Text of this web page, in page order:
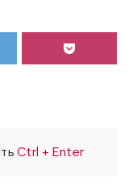
Ctrl + Enter